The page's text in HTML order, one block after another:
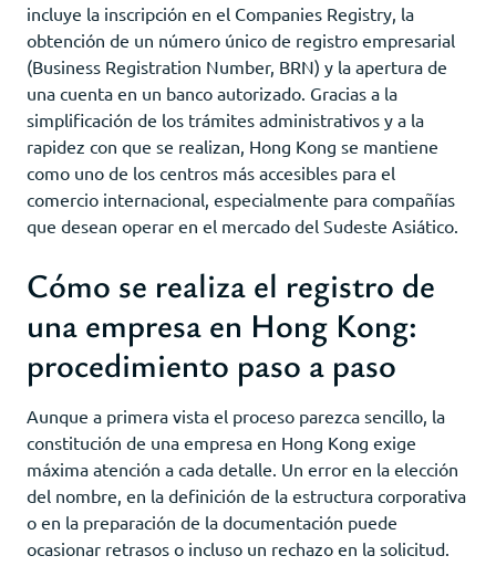
incluye la inscripción en el Companies Registry, la
obtención de un número único de registro empresarial
(Business Registration Number, BRN) y la apertura de
una cuenta en un banco autorizado. Gracias a la
simplificación de los trámites administrativos y a la
rapidez con que se realizan, Hong Kong se mantiene
como uno de los centros más accesibles para el
comercio internacional, especialmente para compañías
que desean operar en el mercado del Sudeste Asiático.
Cómo se realiza el registro de
una empresa en Hong Kong:
procedimiento paso a paso
Aunque a primera vista el proceso parezca sencillo, la
constitución de una empresa en Hong Kong exige
máxima atención a cada detalle. Un error en la elección
del nombre, en la definición de la estructura corporativa
o en la preparación de la documentación puede
ocasionar retrasos o incluso un rechazo en la solicitud.